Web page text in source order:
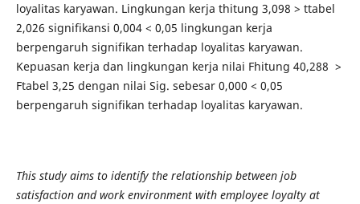
loyalitas karyawan. Lingkungan kerja thitung 3,098 > ttabel
2,026 signifikansi 0,004 < 0,05 lingkungan kerja
berpengaruh signifikan terhadap loyalitas karyawan.
Kepuasan kerja dan lingkungan kerja nilai Fhitung 40,288 >
Ftabel 3,25 dengan nilai Sig. sebesar 0,000 < 0,05
berpengaruh signifikan terhadap loyalitas karyawan.
This study aims to identify the relationship between job
satisfaction and work environment with employee loyalty at